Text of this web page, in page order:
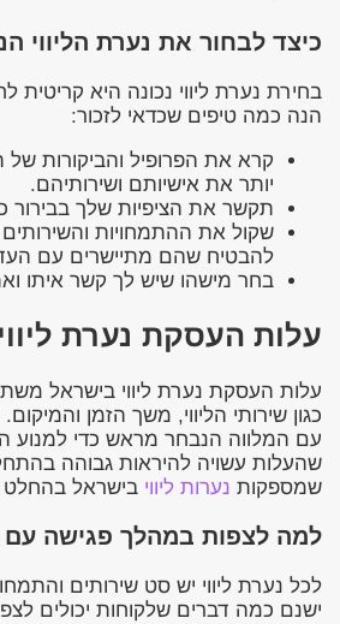
כיצד לבחור את נערת הליווי
בחירת נערת ליווי נכונה היא קריטית
הנה כמה טיפים שכדאי לזכור:
קרא את הפרופיל והביקורות של
יותר את אישיותם ושירותיהם.
תקשר את הציפיות שלך בבירור
שקול את ההתמחויות
להבטיח שהם מתיישרים עם
בחר מישהו שיש לך קשר איתו
עלות העסקת נערת
עלות העסקת נערת ליווי בישראל
כגון שירותי הליווי, משך הזמן
עם המלווה הנבחר מראש כדי למנוע
שהעלות עשויה להיראות גבוהה
שמספקות נערות ליווי בישראל
למה לצפות במהלך פגישה עם
לכל נערת ליווי יש סט שירותים
ישנם כמה דברים שלקוחות יכולים